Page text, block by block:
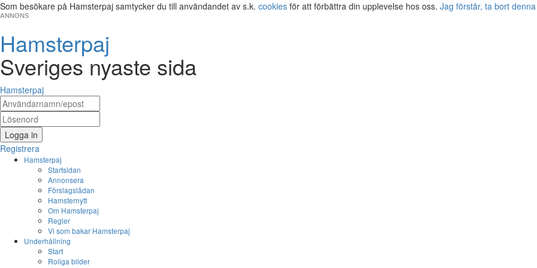
Som besökare på Hamsterpaj samtycker du till användandet av s.k. cookies för att förbättra din upplevelse hos oss. Jag förstår, ta bort
ANNONS
Hamsterpaj
Sveriges nyaste sida
Hamsterpaj
Logga in
Registrera
Hamsterpaj
Startsidan
Annonsera
Förslagslådan
Hamsternytt
Om Hamsterpaj
Regler
Vi som bakar Hamsterpaj
Underhållning
Start
Roliga bilder